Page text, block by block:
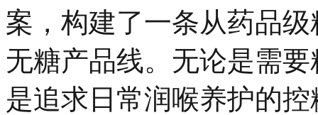
案，构建了一条从药品
无糖产品线。无论是需
是追求日常润喉养护的